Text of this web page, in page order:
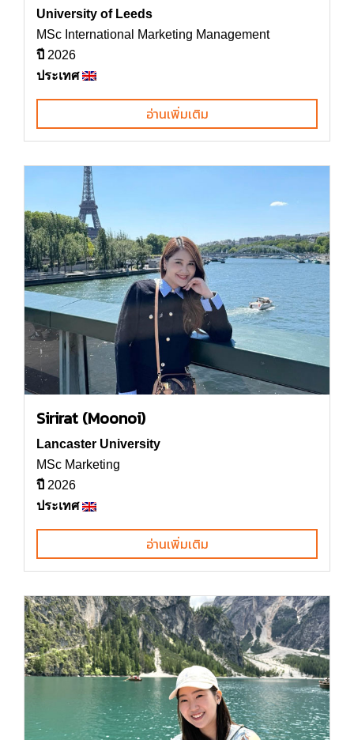
University of Leeds
MSc International Marketing Management
ปี 2026
ประเทศ
อ่านเพิ่มเติม
Sirirat (Moonoi)
Lancaster University
MSc Marketing
ปี 2026
ประเทศ
อ่านเพิ่มเติม